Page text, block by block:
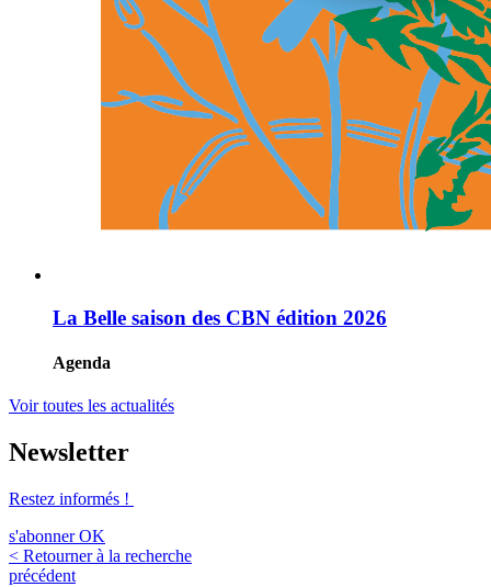
La Belle saison des CBN édition 2026
Agenda
Voir toutes les actualités
Newsletter
Restez informés !
s'abonner OK
< Retourner à la recherche
précédent